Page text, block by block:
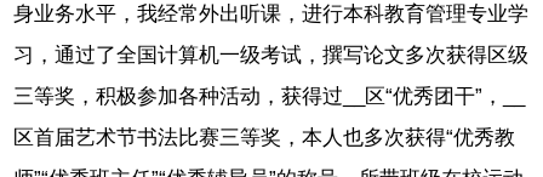
身业务水平，我经常外出听课，进行本科教育管理专业学
习，通过了全国计算机一级考试，撰写论文多次获得区级
三等奖，积极参加各种活动，获得过__区“优秀团干”，__
区首届艺术节书法比赛三等奖，本人也多次获得“优秀教